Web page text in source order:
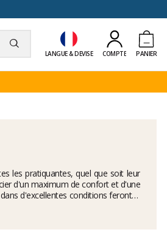
LANGUE & DEVISE COMPTE PANIER
les pratiquantes, quel que soit leur
d'un maximum de confort et d'une
d'excellentes conditions feront le